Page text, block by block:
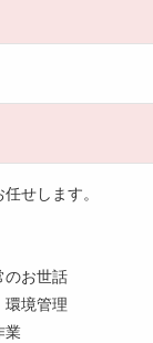
せします。
のお世話
環境管理
業